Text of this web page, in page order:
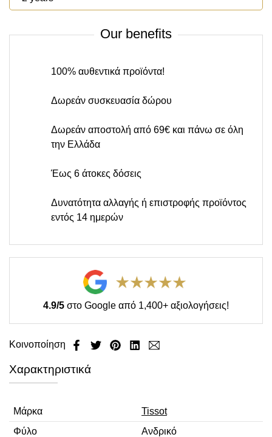
Our benefits
100% αυθεντικά προϊόντα!
Δωρεάν συσκευασία δώρου
Δωρεάν αποστολή από 69€ και πάνω σε όλη
την Ελλάδα
Έως 6 άτοκες δόσεις
Δυνατότητα αλλαγής ή επιστροφής προϊόντος
εντός 14 ημερών
4.9/5 στο Google από 1,400+ αξιολογήσεις!
Κοινοποίηση
Χαρακτηριστικά
Μάρκα
Tissot
Φύλο
Ανδρικό